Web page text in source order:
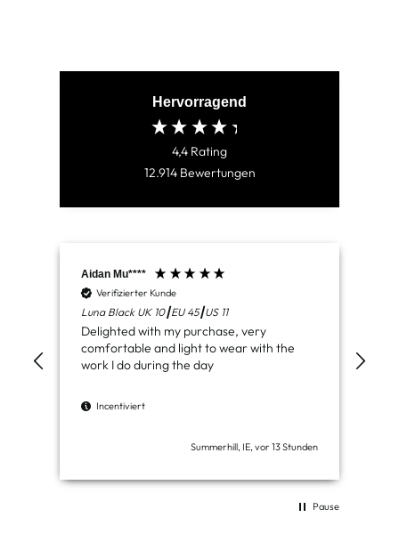
Hervorragend
4,4 Rating
12.914 Bewertungen
Aidan Mu****
Verifizierter Kunde
Luna Black UK 10┃EU 45┃US 11
Delighted with my purchase, very
comfortable and light to wear with the
work I do during the day
Incentiviert
Summerhill, IE, vor 13 Stunden
Pause